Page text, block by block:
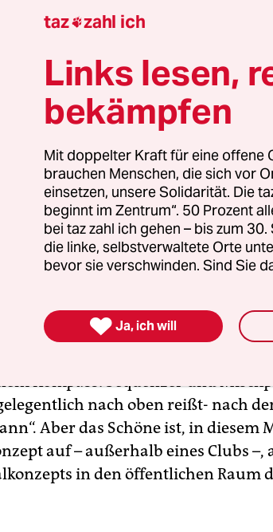
die Rushhour beginnt in
einem Verkehrsknotenpunkt im
Linien kreuzen sich unter der
täglich ein oder um. Vor einer
der junge kanadische Produzent
Tanzmusik. Sein Konzert ist Teil
Mutek, das zum 13. Mal an
Montreal stattfindet und Besucher
verschwinden sie noch
Dann werden es langsam mehr.
Kinder, alte und junge, das
und Deephouse,
Kompass: Sequenzer und
nach oben reißt- nach
Aber das Schöne ist, in diesem
auf – außerhalb eines Clubs –,
in den öffentlichen Raum
taz zahl ich
Links lesen,
bekämpfen
Mit doppelter Kraft für eine offene
brauchen Menschen, die sich vor
einsetzen, unsere Solidarität. Die
beginnt im Zentrum“. 50 Prozent
bei taz zahl ich gehen – bis zum
die linke, selbstverwaltete Orte
bevor sie verschwinden. Sind Sie
 Ja, ich will